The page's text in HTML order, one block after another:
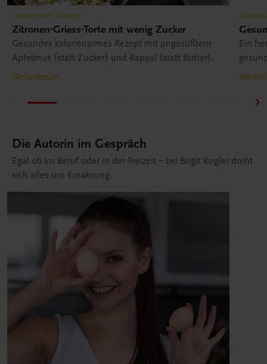
Gastronomie - Rezepte
Zitronen-Griess-Torte mit wenig Zucker
Gesundes kalorienarmes Rezept mit ungesüßtem
Apfelmus (statt Zucker) und Rapsöl (statt Butter).
Weiterlesen
Ein
durch
Die Autorin im Gespräch
Egal ob im Beruf oder in der Freizeit – bei Birgit Kogler dreht
sich alles um Ernährung.